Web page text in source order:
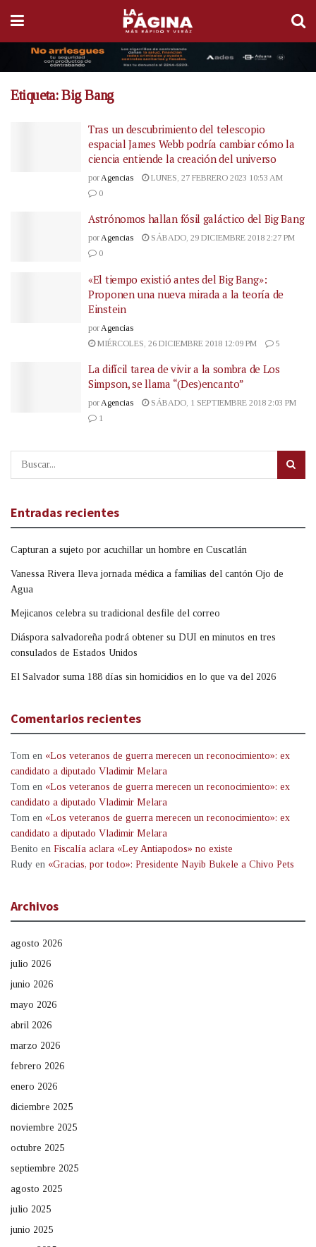
Etiqueta:Big Bang
Tras un descubrimiento del telescopio
espacial James Webb podría cambiar cómo la
ciencia entiende la creación del universo
por Agencias
LUNES, 27 FEBRERO 2023 10:53 AM
0
Astrónomos hallan fósil galáctico del Big Bang
por Agencias
SÁBADO, 29 DICIEMBRE 2018 2:27 PM
0
«El tiempo existió antes del Big Bang»:
Proponen una nueva mirada a la teoría de
Einstein
porAgencias
MIÉRCOLES, 26 DICIEMBRE 2018 12:09 PM
5
La difícil tarea de vivir a la sombra de Los
Simpson, se llama “(Des)encanto”
porAgencias
SÁBADO, 1 SEPTIEMBRE 2018 2:03 PM
1
Entradas recientes
Capturan a sujeto por acuchillar un hombre en Cuscatlán
Vanessa Rivera lleva jornada médica a familias del cantón Ojo de
Agua
Mejicanos celebra su tradicional desfile del correo
Diáspora salvadoreña podrá obtener su DUI en minutos en tres
consulados de Estados Unidos
El Salvador suma 188 días sin homicidios en lo que va del 2026
Comentarios recientes
Tom en «Los veteranos de guerra merecen un reconocimiento»: ex
candidato a diputado Vladimir Melara
Tom en «Los veteranos de guerra merecen un reconocimiento»: ex
candidato a diputado Vladimir Melara
Tom en «Los veteranos de guerra merecen un reconocimiento»: ex
candidato a diputado Vladimir Melara
Benito en Fiscalía aclara «Ley Antiapodos» no existe
Rudy en «Gracias, por todo»: Presidente Nayib Bukele a Chivo Pets
Archivos
agosto 2026
julio 2026
junio 2026
mayo 2026
abril 2026
marzo 2026
febrero 2026
enero 2026
diciembre 2025
noviembre 2025
octubre 2025
septiembre 2025
agosto 2025
julio 2025
junio 2025